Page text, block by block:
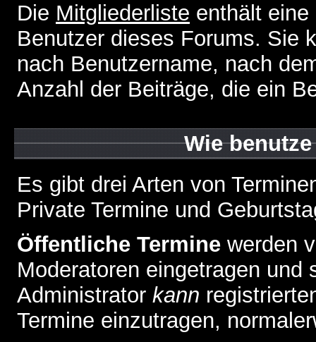
Die Mitgliederliste enthält
Benutzer dieses Forums. Sie
nach Benutzername, nach
Anzahl der Beiträge, die ein
Wie
Es gibt drei Arten von
Private Termine und
Öffentliche Termine werden
Moderatoren eingetragen und
Administrator kann
Termine einzutragen,